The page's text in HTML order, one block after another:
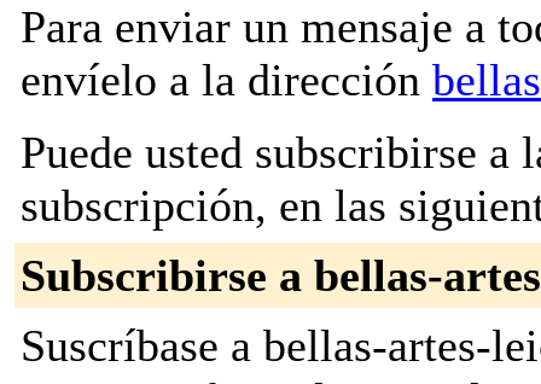
Para enviar un mensaje a
envíelo a la dirección
Puede usted subscribirse a
subscripción, en las
Subscribirse a bellas-
Suscríbase a bellas-artes-